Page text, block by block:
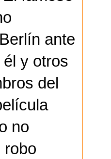
ante
él y otros
del
no
robo